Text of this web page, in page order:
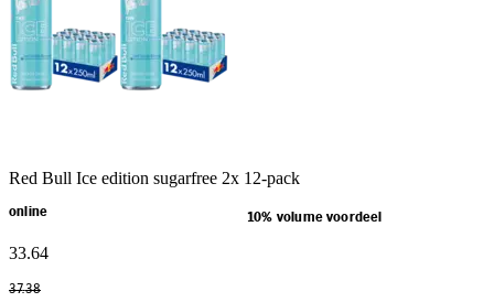
Red Bull Ice edition sugarfree 2x 12-pack
online 10% volume voordeel
33.64
37.38